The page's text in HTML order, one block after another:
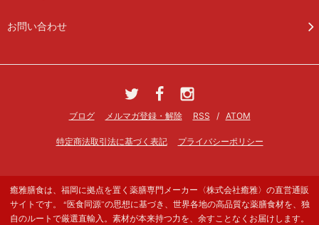
お問い合わせ
ブログ メルマガ登録・解除 RSS / ATOM
特定商法取引法に基づく表記 プライバシーポリシー
癒雅膳食は、福岡に拠点を置く薬膳専門メーカー〈株式会社癒雅〉の直営通販
サイトです。 “医食同源”の思想に基づき、世界各地の高品質な薬膳食材を、独
自のルートで厳選直輸入。素材が本来持つ力を、余すことなくお届けします。